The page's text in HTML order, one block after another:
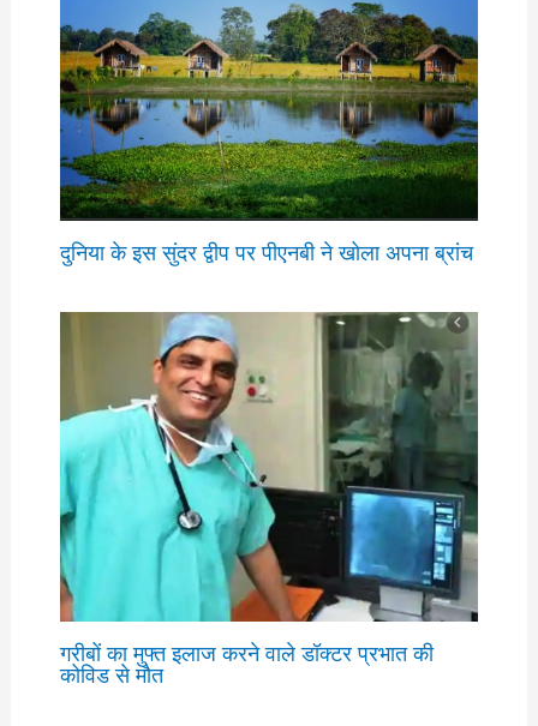
दुनिया के इस सुंदर द्वीप पर पीएनबी ने खोला अपना ब्रांच
गरीबों का मुफ्त इलाज करने वाले डॉक्टर प्रभात की
कोविड से मौत